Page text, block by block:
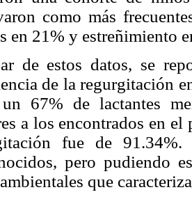
como más
en 21% y estreñimiento
de estos datos, se
de la regurgitación
67% de lactantes
a los encontrados en el
fue de
pero pudiendo
que